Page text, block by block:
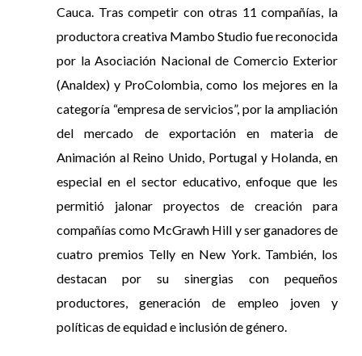
Cauca. Tras competir con otras 11 compañías, la
productora creativa Mambo Studio fue reconocida
por la Asociación Nacional de Comercio Exterior
(Analdex) y ProColombia, como los mejores en la
categoría “empresa de servicios”, por la ampliación
del mercado de exportación en materia de
Animación al Reino Unido, Portugal y Holanda, en
especial en el sector educativo, enfoque que les
permitió jalonar proyectos de creación para
compañías como McGrawh Hill y ser ganadores de
cuatro premios Telly en New York. También, los
destacan por su sinergias con pequeños
productores, generación de empleo joven y
políticas de equidad e inclusión de género.